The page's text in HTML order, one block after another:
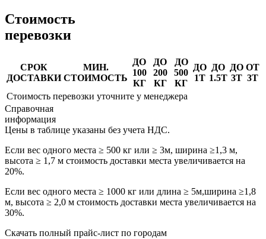
Стоимость
перевозки
СРОК
ДОСТАВКИ
МИН.
СТОИМОСТЬ
ДО
100
КГ
ДО
200
КГ
ДО
500
КГ
ДО
1Т
ДО
1.5Т
ДО
3Т
ОТ
3Т
Стоимость перевозки уточните у менеджера
Справочная
информация
Цены в таблице указаны без учета НДС.
Если вес одного места ≥ 500 кг или ≥ 3м, ширина ≥1,3 м,
высота ≥ 1,7 м стоимость доставки места увеличивается на
20%.
Если вес одного места ≥ 1000 кг или длина ≥ 5м,ширина ≥1,8
м, высота ≥ 2,0 м стоимость доставки места увеличивается на
30%.
Скачать полный прайс-лист по городам